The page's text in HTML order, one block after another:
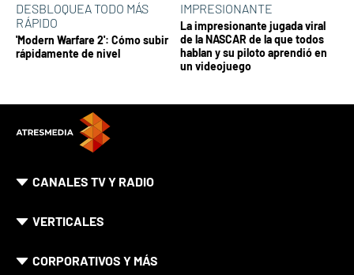
DESBLOQUEA TODO MÁS
RÁPIDO
'Modern Warfare 2': Cómo subir
rápidamente de nivel
IMPRESIONANTE
La impresionante jugada viral
de la NASCAR de la que todos
hablan y su piloto aprendió en
un videojuego
CANALES TV Y RADIO
VERTICALES
CORPORATIVOS Y MÁS